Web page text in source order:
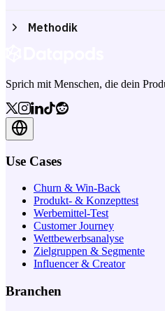
Methodik
Sprich mit Menschen, die dein
Use Cases
Churn & Win-Back
Produkt- & Konzepttest
Werbemittel-Test
Customer Journey
Wettbewerbsanalyse
Zielgruppen & Segmente
Influencer & Creator
Branchen